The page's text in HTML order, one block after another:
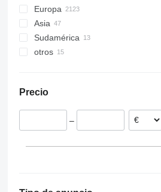
Europa
Países Bajos
Polonia
Bélgica
Reino Unido
Asia
Japón
China
Sudamérica
Chile
otros
Precio
–